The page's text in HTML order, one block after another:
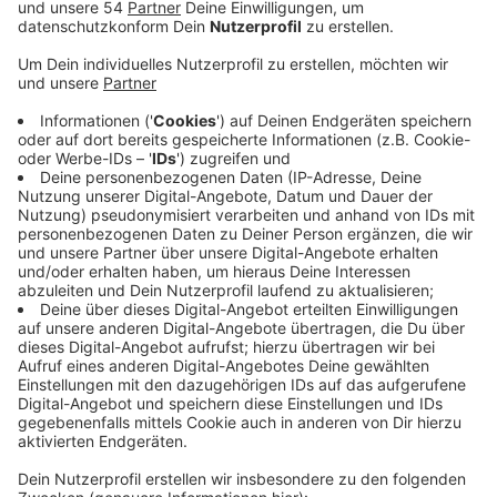
Veröffentlicht:Donnerstag, 01.10.2020 15:55
Anzeige
"Papa Pusch" oder auch "Puschi" so wird Stephan
Pusch von vielen in Heinsberg genannte. Der gerade
erst mit großer Mehrheit wiedergewählte Landrat
hatte die Aufgabe, seine Region durch die Corona-
Krise zu führen. Nachdem Heinsberg nach einem
massiven Ausbruch deutschlandweit zum ersten
Corona-Hotspot geworden war. Auslöser war damals
eine Karnevalssitzung im Februar. Nicht nur sein
Krisenmanagement wird von den Heinsbergern
geschätzt, sondern auch, dass er sich immer wieder
für die Menschen in seiner Region öffentlich
eingesetzt hat. So kritisierte er nachdrücklich, dass
Menschen aus Heinsberg in anderen Regionen zum